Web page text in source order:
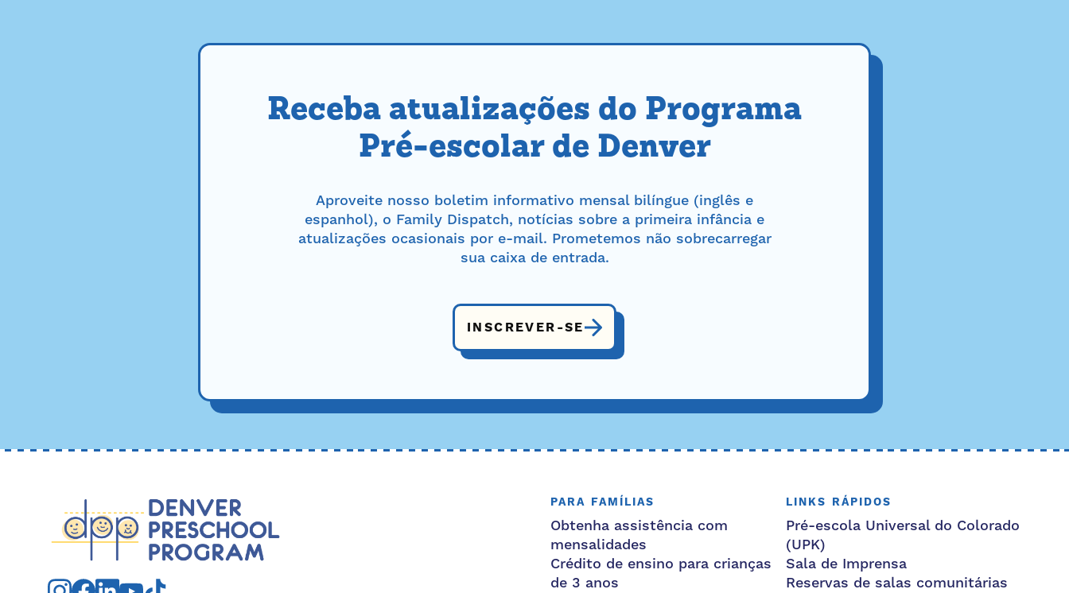
Receba atualizações do Programa
Pré-escolar de Denver
Aproveite nosso boletim informativo mensal bilíngue (inglês e
espanhol), o Family Dispatch, notícias sobre a primeira infância e
atualizações ocasionais por e-mail. Prometemos não sobrecarregar
sua caixa de entrada.
INSCREVER-SE
PARA FAMÍLIAS
Obtenha assistência com
mensalidades
Crédito de ensino para crianças
de 3 anos
LINKS RÁPIDOS
Pré-escola Universal do Colorado
(UPK)
Sala de Imprensa
Reservas de salas comunitárias